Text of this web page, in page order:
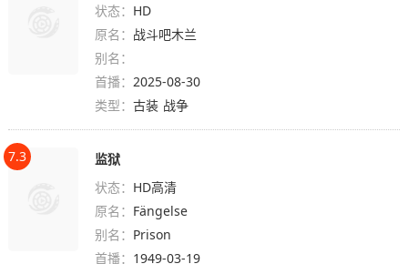
状态： HD
原名： 战斗吧木兰
别名：
首播：2025-08-30
类型：古装 战争
7.3
监狱
状态： HD高清
原名： Fängelse
别名： Prison
首播： 1949-03-19